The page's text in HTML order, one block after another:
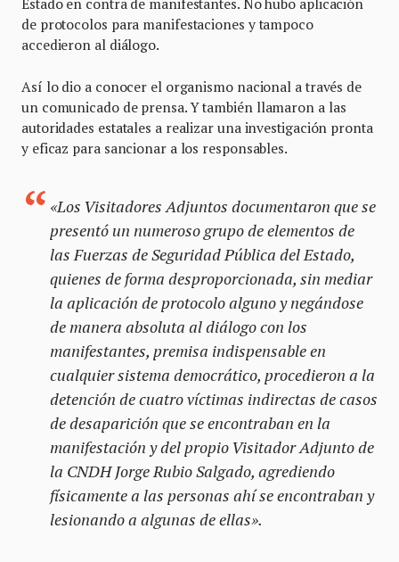
Estado en contra de manifestantes. No hubo aplicación
de protocolos para manifestaciones y tampoco
accedieron al diálogo.
Así lo dio a conocer el organismo nacional a través de
un comunicado de prensa. Y también llamaron a las
autoridades estatales a realizar una investigación pronta
y eficaz para sancionar a los responsables.
«Los Visitadores Adjuntos documentaron que se
presentó un numeroso grupo de elementos de
las Fuerzas de Seguridad Pública del Estado,
quienes de forma desproporcionada, sin mediar
la aplicación de protocolo alguno y negándose
de manera absoluta al diálogo con los
manifestantes, premisa indispensable en
cualquier sistema democrático, procedieron a la
detención de cuatro víctimas indirectas de casos
de desaparición que se encontraban en la
manifestación y del propio Visitador Adjunto de
la CNDH Jorge Rubio Salgado, agrediendo
físicamente a las personas ahí se encontraban y
lesionando a algunas de ellas».